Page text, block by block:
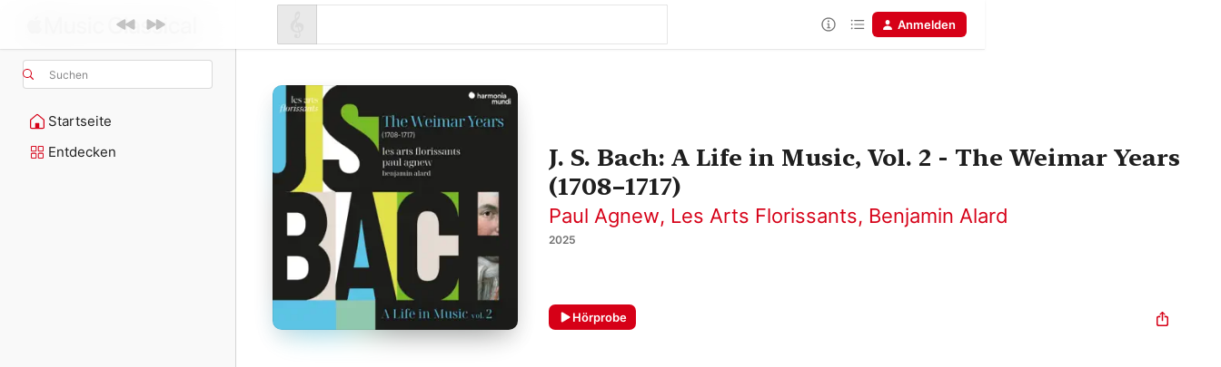
Suchen
Startseite
Entdecken
Anmelden
J. S. Bach: A Life in Music, Vol. 2 - The Weimar Years
(1708–1717)
Paul Agnew, Les Arts Florissants, Benjamin Alard
2025
Hörprobe